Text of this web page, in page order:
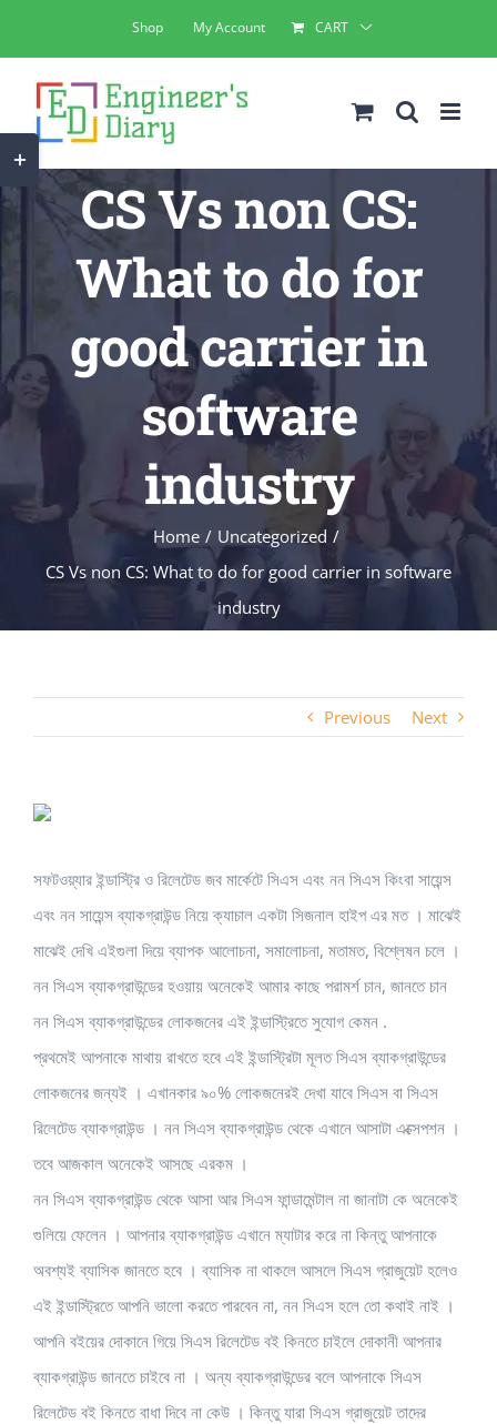
to
content
Shop My Account CART
CS Vs non CS:
What to do for
good carrier in
software
industry
Home
Uncategorized
CS Vs non CS: What to do for good carrier in software
industry
Previous Next
সফটওয়্যার ইন্ডাস্ট্রি ও রিলেটেড জব মার্কেটে সিএস এবং নন সিএস কিংবা সায়েন্স
এবং নন সায়েন্স ব্যাকগ্রাউন্ড নিয়ে ক্যাচাল একটা সিজনাল হাইপ এর মত । মাঝেই
মাঝেই দেখি এইগুলা দিয়ে ব্যাপক আলোচনা, সমালোচনা, মতামত, বিশ্লেষন চলে ।
নন সিএস ব্যাকগ্রাউন্ডের হওয়ায় অনেকেই আমার কাছে পরামর্শ চান, জানতে চান
নন সিএস ব্যাকগ্রাউন্ডের লোকজনের এই ইন্ডাস্ট্রিতে সুযোগ কেমন .
প্রথমেই আপনাকে মাথায় রাখতে হবে এই ইন্ডাস্ট্রিটা মূলত সিএস ব্যাকগ্রাউন্ডের
লোকজনের জন্যই । এখানকার ৯০% লোকজনেরই দেখা যাবে সিএস বা সিএস
রিলেটেড ব্যাকগ্রাউন্ড । নন সিএস ব্যাকগ্রাউন্ড থেকে এখানে আসাটা এক্সেপশন ।
তবে আজকাল অনেকেই আসছে এরকম ।
নন সিএস ব্যাকগ্রাউন্ড থেকে আসা আর সিএস ফান্ডামেন্টাল না জানাটা কে অনেকেই
গুলিয়ে ফেলেন । আপনার ব্যাকগ্রাউন্ড এখানে ম্যাটার করে না কিন্তু আপনাকে
অবশ্যই ব্যাসিক জানতে হবে । ব্যাসিক না থাকলে আসলে সিএস গ্রাজুয়েট হলেও
এই ইন্ডাস্ট্রিতে আপনি ভালো করতে পারবেন না, নন সিএস হলে তো কথাই নাই ।
আপনি বইয়ের দোকানে গিয়ে সিএস রিলেটেড বই কিনতে চাইলে দোকানী আপনার
ব্যাকগ্রাউন্ড জানতে চাইবে না । অন্য ব্যাকগ্রাউন্ডের বলে আপনাকে সিএস
রিলেটেড বই কিনতে বাধা দিবে না কেউ । কিন্তু যারা সিএস গ্রাজুয়েট তাদের
Toggle
Sliding